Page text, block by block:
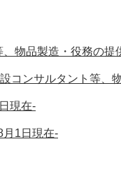
物品製造・役務の提
コンサルタント等、
現在-
月1日現在-